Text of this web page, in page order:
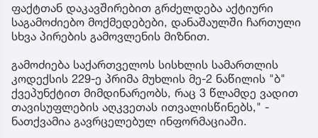
ფაქტთან დაკავშირებით გრძელდება აქტიური
საგამოძიებო მოქმედებები, დანაშაულში ჩართული
სხვა პირების გამოვლენის მიზნით.
გამოძიება საქართველოს სისხლის სამართლის
კოდექსის 229-ე პრიმა მუხლის მე-2 ნაწილის "ბ"
ქვეპუნქტით მიმდინარეობს, რაც 3 წლამდე ვადით
თავისუფლების აღკვეთას ითვალისწინებს," -
ნათქვამია გავრცელებულ ინფორმაციაში.